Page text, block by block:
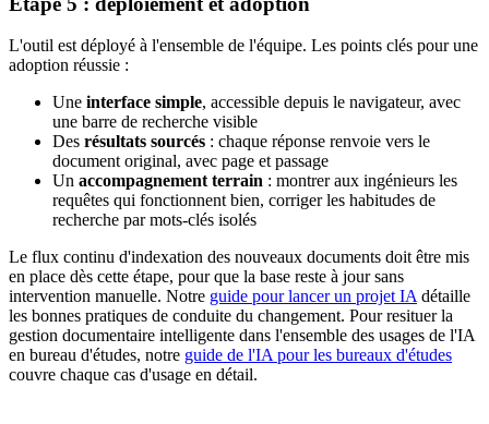
L'outil est déployé à l'ensemble de l'équipe. Les points clés pour une
adoption réussie :
Une interface simple, accessible depuis le navigateur, avec
une barre de recherche visible
Des résultats sourcés : chaque réponse renvoie vers le
document original, avec page et passage
Un accompagnement terrain : montrer aux ingénieurs les
requêtes qui fonctionnent bien, corriger les habitudes de
recherche par mots-clés isolés
Le flux continu d'indexation des nouveaux documents doit être mis
en place dès cette étape, pour que la base reste à jour sans
intervention manuelle. Notre guide pour lancer un projet IAdétaille
les bonnes pratiques de conduite du changement. Pour resituer la
gestion documentaire intelligente dans l'ensemble des usages de l'IA
en bureau d'études, notre guide de l'IA pour les bureaux d'études
couvre chaque cas d'usage en détail.